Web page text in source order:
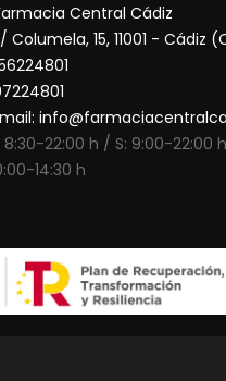
Central Cádiz
Columela, 15, 11001 - Cádiz
8:30-22:00 h / S: 9:00-22:00
14:30 h